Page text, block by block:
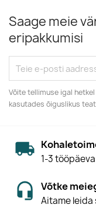
Saage meie
eripakkumisi
Võite tellimuse igal
kasutades õiguslikus
1-3 tööpäeva
Võtke
Aitame leida